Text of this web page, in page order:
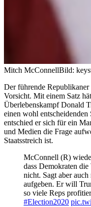
Mitch McConnellBild:
Der führende
Vorsicht. Mit einem Satz
Überlebenskampf Donald
einen wohl entscheidenden
entschied er sich für ein
und Medien die Frage
Staatsstreich ist.
McConnell (R)
dass Demokraten
nicht. Sagt aber
aufgeben. Er will
so viele Reps
#Election2020